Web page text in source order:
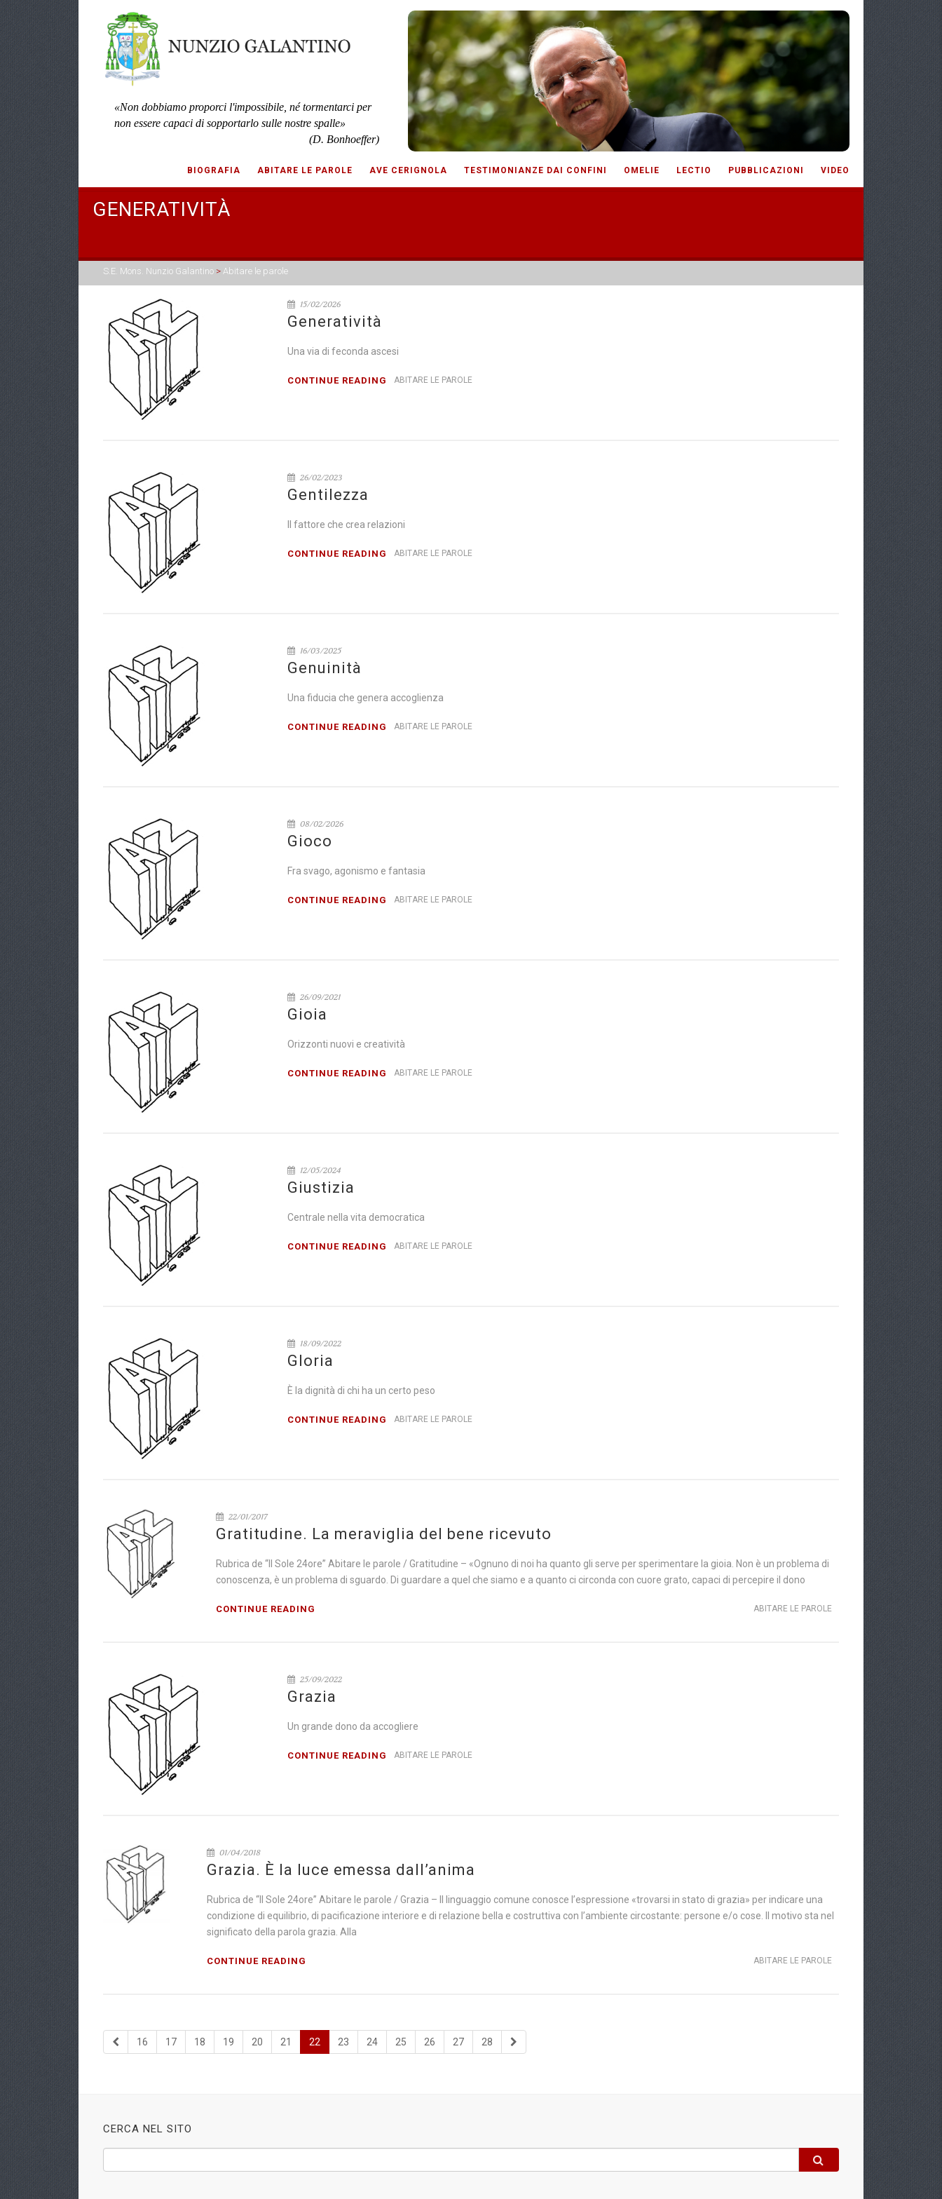
«Non dobbiamo proporci l'impossibile, né tormentarci per
non essere capaci di sopportarlo sulle nostre spalle»
(D. Bonhoeffer)
BIOGRAFIA ABITARE LE PAROLE AVE CERIGNOLA TESTIMONIANZE DAI CONFINI OMELIE LECTIO PUBBLICAZIONI VIDEO
GENERATIVITÀ
S.E. Mons. Nunzio Galantino > Abitare le parole
15/02/2026
Generatività
Una via di feconda ascesi
ABITARE LE PAROLE
CONTINUE READING
26/02/2023
Gentilezza
Il fattore che crea relazioni
ABITARE LE PAROLE
CONTINUE READING
16/03/2025
Genuinità
Una fiducia che genera accoglienza
ABITARE LE PAROLE
CONTINUE READING
08/02/2026
Gioco
Fra svago, agonismo e fantasia
ABITARE LE PAROLE
CONTINUE READING
26/09/2021
Gioia
Orizzonti nuovi e creatività
ABITARE LE PAROLE
CONTINUE READING
12/05/2024
Giustizia
Centrale nella vita democratica
ABITARE LE PAROLE
CONTINUE READING
18/09/2022
Gloria
È la dignità di chi ha un certo peso
ABITARE LE PAROLE
CONTINUE READING
22/01/2017
Gratitudine. La meraviglia del bene ricevuto
Rubrica de “Il Sole 24ore” Abitare le parole / Gratitudine – «Ognuno di noi ha quanto gli serve per sperimentare la gioia. Non è un problema di
conoscenza, è un problema di sguardo. Di guardare a quel che siamo e a quanto ci circonda con cuore grato, capaci di percepire il dono
ABITARE LE PAROLE
CONTINUE READING
25/09/2022
Grazia
Un grande dono da accogliere
ABITARE LE PAROLE
CONTINUE READING
01/04/2018
Grazia. È la luce emessa dall’anima
Rubrica de “Il Sole 24ore” Abitare le parole / Grazia – Il linguaggio comune conosce l’espressione «trovarsi in stato di grazia» per indicare una
condizione di equilibrio, di pacificazione interiore e di relazione bella e costruttiva con l’ambiente circostante: persone e/o cose. Il motivo sta nel
significato della parola grazia. Alla
ABITARE LE PAROLE
CONTINUE READING
16 17 18 19 20 21 22 23 24 25 26 27 28
CERCA NEL SITO